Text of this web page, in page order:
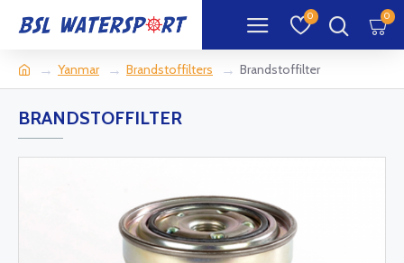
0 0
Yanmar Brandstoffilters Brandstoffilter
BRANDSTOFFILTER